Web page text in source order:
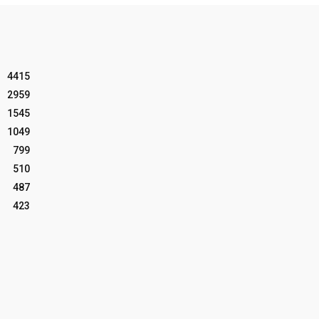
4415
2959
1545
1049
799
510
487
423